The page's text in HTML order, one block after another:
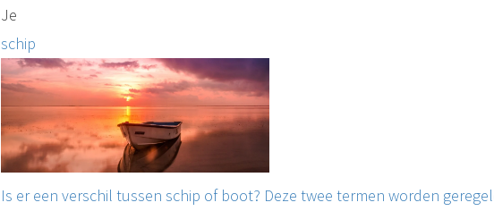
Je
schip
Is er een verschil tussen schip of boot? Deze twee termen worden